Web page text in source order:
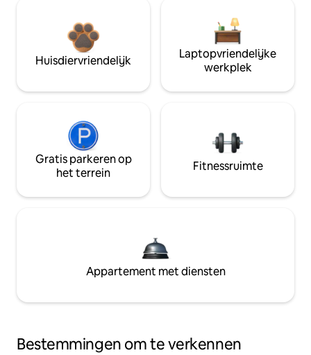
Huisdiervriendelijk
Laptopvriendelijke
werkplek
Gratis parkeren op
het terrein
Fitnessruimte
Appartement met diensten
Bestemmingen om te verkennen